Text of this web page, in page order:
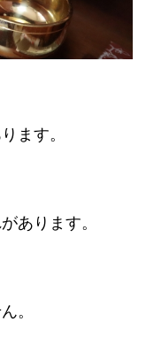
ます。
あります。
。